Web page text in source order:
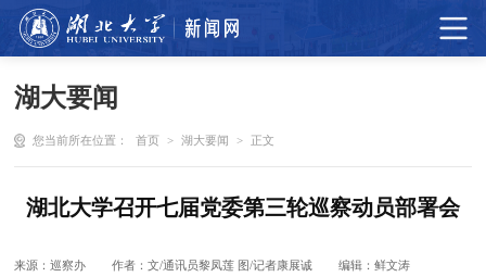
湖大要闻
您当前所在位置： 首页 > 湖大要闻 > 正文
湖北大学召开七届党委第三轮巡察动员部署会
来源：巡察办 作者：文/通讯员黎凤莲 图/记者康展诚 编辑：鲜文涛